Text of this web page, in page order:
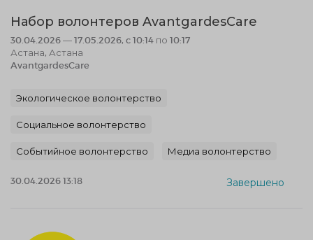
Набор волонтеров AvantgardesCare
30.04.2026 — 17.05.2026, c 10:14 по 10:17
Астана, Астана
AvantgardesCare
Экологическое волонтерство
Социальное волонтерство
Событийное волонтерство Медиа волонтерство
30.04.2026 13:18 Завершено